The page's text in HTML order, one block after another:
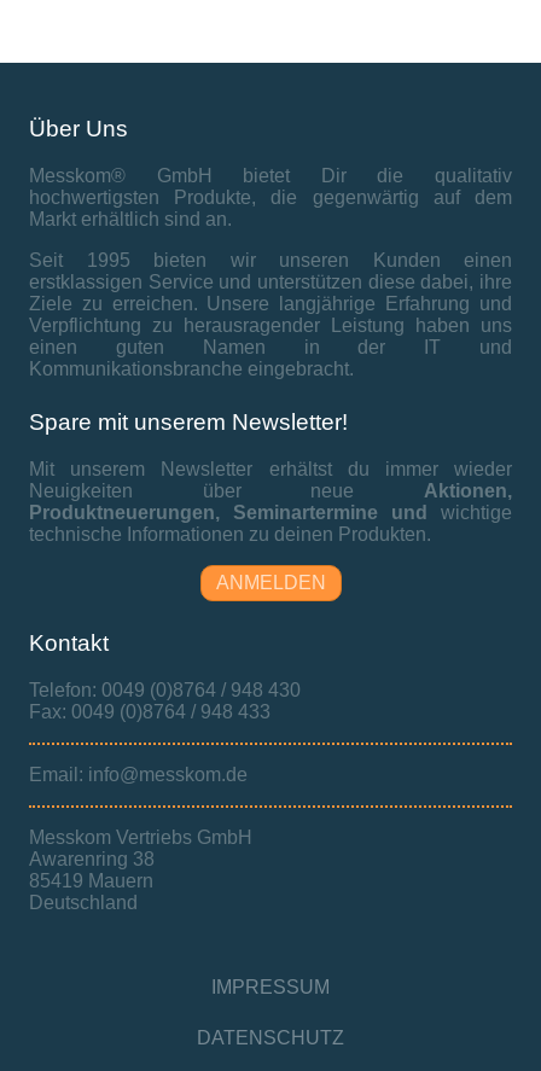
Über Uns
Messkom® GmbH bietet Dir die qualitativ
hochwertigsten Produkte, die gegenwärtig auf dem
Markt erhältlich sind an.
Seit 1995 bieten wir unseren Kunden einen
erstklassigen Service und unterstützen diese dabei, ihre
Ziele zu erreichen. Unsere langjährige Erfahrung und
Verpflichtung zu herausragender Leistung haben uns
einen guten Namen in der IT und
Kommunikationsbranche eingebracht.
Spare mit unserem Newsletter!
Mit unserem Newsletter erhältst du immer wieder
Neuigkeiten über neue Aktionen,
Produktneuerungen, Seminartermine und wichtige
technische Informationen zu deinen Produkten.
ANMELDEN
Kontakt
Telefon: 0049 (0)8764 / 948 430
Fax: 0049 (0)8764 / 948 433
Email: info@messkom.de
Messkom Vertriebs GmbH
Awarenring 38
85419 Mauern
Deutschland
IMPRESSUM
DATENSCHUTZ